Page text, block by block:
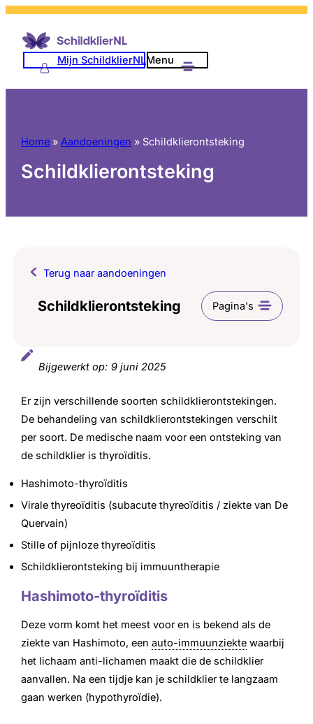
Mijn SchildklierNLMenu
Home »Aandoeningen » Schildklierontsteking
Schildklierontsteking
Bijgewerkt op: 9 juni 2025
Er zijn verschillende soorten schildklierontstekingen.
De behandeling van schildklierontstekingen verschilt
per soort. De medische naam voor een ontsteking van
de schildklier is thyroïditis.
Hashimoto-thyroïditis
Virale thyreoïditis (subacute thyreoïditis / ziekte van De
Quervain)
Stille of pijnloze thyreoïditis
Schildklierontsteking bij immuuntherapie
Hashimoto-thyroïditis
Deze vorm komt het meest voor en is bekend als de
ziekte van Hashimoto, eenauto-immuunziekte waarbij
het lichaam anti-lichamen maakt die de schildklier
aanvallen. Na een tijdje kan je schildklier te langzaam
gaan werken (hypothyroïdie).
Terug naar aandoeningen
Schildklierontsteking
Diagnose en behandeling